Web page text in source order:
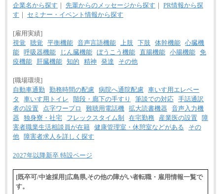
企業名から探す ｜ 先輩からのメッセージから探す ｜ PR情報から探
す ｜ セミナー・イベント情報から探す
[雇用実績]
視覚
聴覚 平衡機能 音声言語機能 上肢 下肢 体幹機能 心臓機
能 呼吸器機能 じん臓機能 ぼうこう機能 直腸機能 小腸機能 免
疫機能
肝臓機能 知的 精神 発達 その他
[職場環境]
自動車通勤
勤務時間の配慮 病院へ通院配慮 車いす用エレベー
タ
車いす用トイレ 階段・廊下の手すり 筆談での対応 手話通訳
者の設置
点字ワープロ 難聴用電話機 拡大読書機器
音声入力機
器
独身寮・社宅 フレックスタイム制 在宅勤務 産業医の設置
障
害者職業生活相談員が在籍 健康管理室・休憩室などがある
その
他
障害者求人を詳しく探す
2027年以降新卒 特設ページ
[既卒可/中途採用]広島県,その他の障がい者転職・雇用情報一覧で
す。